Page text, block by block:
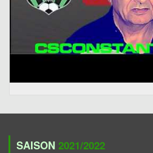
SAISON 2021/2022